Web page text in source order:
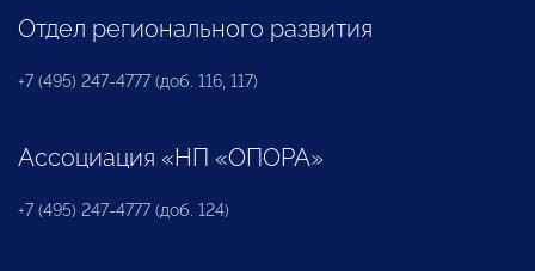
Отдел регионального развития
+7 (495) 247-4777 (доб. 116, 117)
Ассоциация «НП «ОПОРА»
+7 (495) 247-4777 (доб. 124)